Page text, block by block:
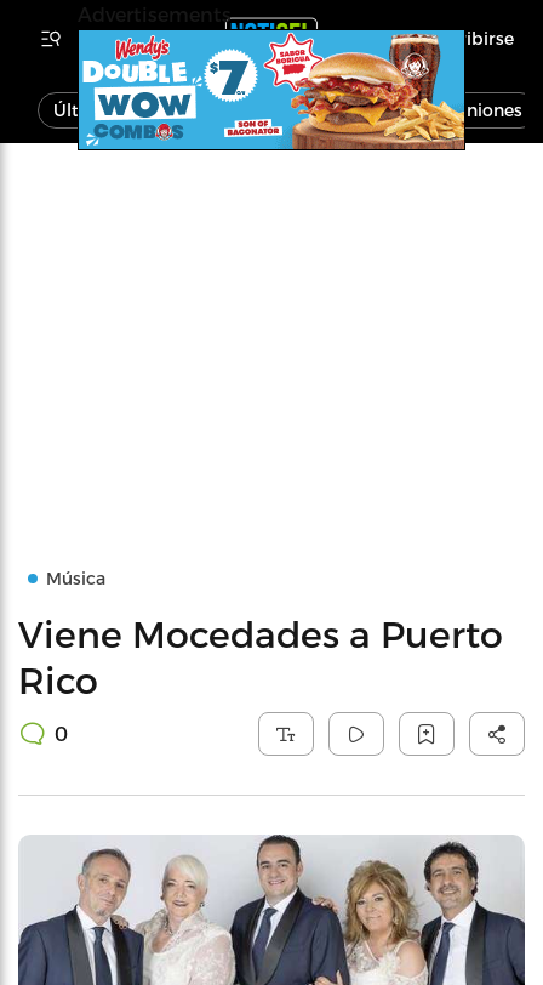
Inscribirse
Última Hora Noticias Economía Opiniones
Música
Viene Mocedades a Puerto
Rico
0
Advertisements